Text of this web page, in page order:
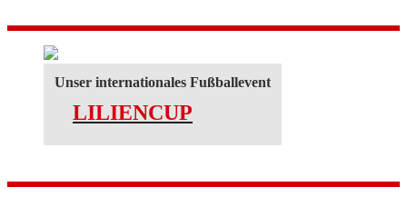
Unser internationales Fußballevent
LILIENCUP